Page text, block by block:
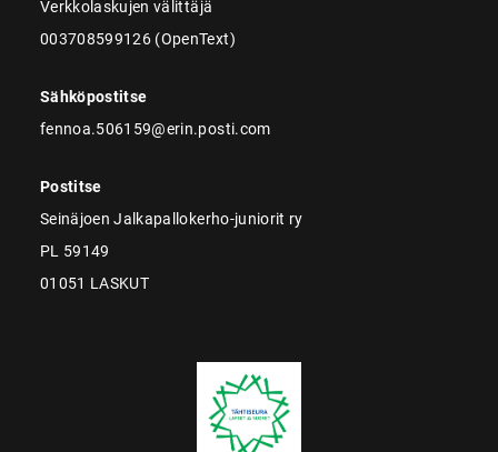
Verkkolaskujen välittäjä
003708599126 (OpenText)
Sähköpostitse
fennoa.506159@erin.posti.com
Postitse
Seinäjoen Jalkapallokerho-juniorit ry
PL 59149
01051 LASKUT